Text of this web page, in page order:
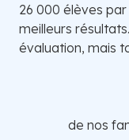
26 000 élèves
meilleurs
évaluation, mais
de nos